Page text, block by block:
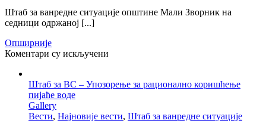
Старог
Штаб за ванредне ситуације општине Мали Зворник на
седници одржаној [...]
Опширније
Коментари су искључени
ВС
Дрина
Штаб за ВС – Упозорење за рационално коришћење
пијаће воде
Gallery
Вести, Најновије вести, Штаб за ванредне ситуације